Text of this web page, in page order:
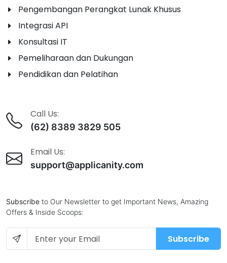
Pengembangan Perangkat Lunak Khusus
Integrasi API
Konsultasi IT
Pemeliharaan dan Dukungan
Pendidikan dan Pelatihan
Call Us:
(62) 8389 3829 505
Email Us:
support@applicanity.com
Subscribe to Our Newsletter to get Important News, Amazing
Offers & Inside Scoops:
Subscribe